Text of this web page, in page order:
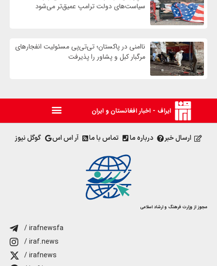
سیاست‌های دولت ترامپ عمیق‌تر می‌شود
ناامنی در پاکستان؛ تی‌تی‌پی مسئولیت انفجارهای
مرگبار کبل و پشاور را پذیرفت
ایراف - اخبار افغانستان و ایران
ارسال خبر درباره ما تماس با ما آر اس اس گوگل نیوز
مجوز از وزارت فرهنگ و ارشاد اسلامی
/ irafnewsfa
/ iraf.news
/ irafnews